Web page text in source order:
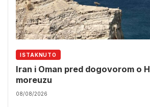
ISTAKNUTO
Iran i Oman pred dogovorom o
moreuzu
08/08/2026